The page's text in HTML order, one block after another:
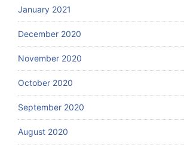
January 2021
December 2020
November 2020
October 2020
September 2020
August 2020